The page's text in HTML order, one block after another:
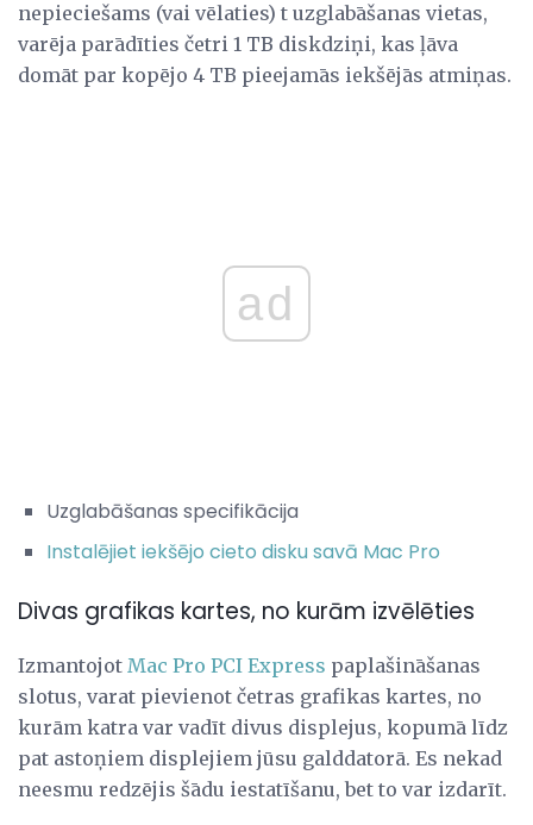
nepieciešams (vai vēlaties) t uzglabāšanas vietas,
varēja parādīties četri 1 TB diskdziņi, kas ļāva
domāt par kopējo 4 TB pieejamās iekšējās atmiņas.
ad
Uzglabāšanas specifikācija
Instalējiet iekšējo cieto disku savā Mac Pro
Divas grafikas kartes, no kurām izvēlēties
Izmantojot Mac Pro PCI Express paplašināšanas
slotus, varat pievienot četras grafikas kartes, no
kurām katra var vadīt divus displejus, kopumā līdz
pat astoņiem displejiem jūsu galddatorā. Es nekad
neesmu redzējis šādu iestatīšanu, bet to var izdarīt.